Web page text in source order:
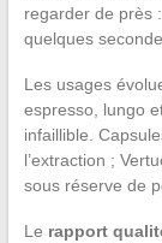
regarder de près
quelques
Les usages
espresso, lungo
infaillible.
l’extraction ;
sous réserve de
Le rapport